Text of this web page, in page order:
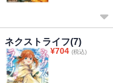
ネクストライフ(7)
¥704 (税込)